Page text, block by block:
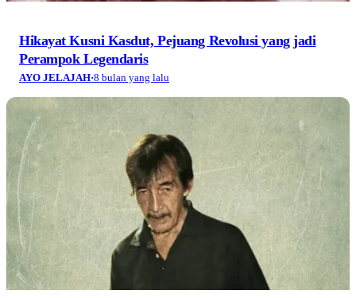
Hikayat Kusni Kasdut, Pejuang Revolusi yang jadi
Perampok Legendaris
AYO JELAJAH·8 bulan yang lalu